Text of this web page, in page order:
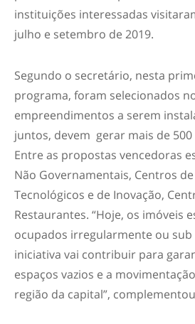
instituições interessadas
julho e setembro de 2019.
Segundo o secretário, nesta
programa, foram selecionados
empreendimentos a serem
juntos, devem gerar mais de
Entre as propostas vencedoras
Não Governamentais, Centros
Tecnológicos e de Inovação,
Restaurantes. “Hoje, os imóveis
ocupados irregularmente ou sub
iniciativa vai contribuir para
espaços vazios e a
região da capital”,